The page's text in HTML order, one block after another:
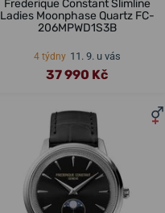
Frederique Constant Slimline
Ladies Moonphase Quartz FC-
206MPWD1S3B
4 týdny 11. 9. u vás
37 990 Kč